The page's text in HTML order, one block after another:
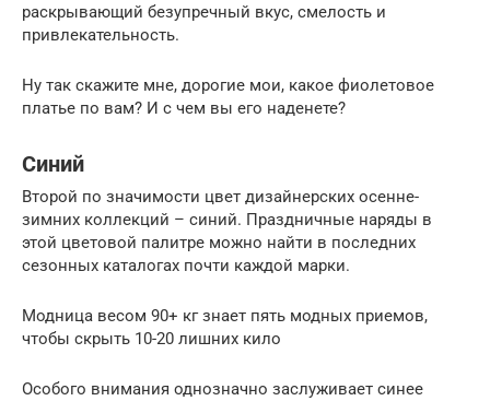
раскрывающий безупречный вкус, смелость и
привлекательность.
Ну так скажите мне, дорогие мои, какое фиолетовое
платье по вам? И с чем вы его наденете?
Синий
Второй по значимости цвет дизайнерских осенне-
зимних коллекций – синий. Праздничные наряды в
этой цветовой палитре можно найти в последних
сезонных каталогах почти каждой марки.
Модница весом 90+ кг знает пять модных приемов,
чтобы скрыть 10-20 лишних кило
Особого внимания однозначно заслуживает синее